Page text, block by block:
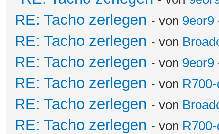
RE: Tacho zerlegen - von 9eor9
RE: Tacho zerlegen - von
RE: Tacho zerlegen - von 9eor9
RE: Tacho zerlegen - von
RE: Tacho zerlegen - von
RE: Tacho zerlegen - von